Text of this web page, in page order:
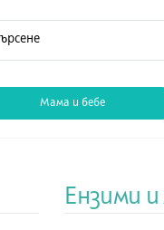
Мама и бебе
Ензими